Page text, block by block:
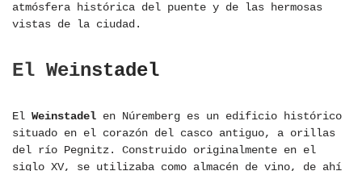
atmósfera histórica del puente y de las hermosas
vistas de la ciudad.
El Weinstadel
El Weinstadel en Núremberg es un edificio histórico
situado en el corazón del casco antiguo, a orillas
del río Pegnitz. Construido originalmente en el
siglo XV, se utilizaba como almacén de vino, de ahí